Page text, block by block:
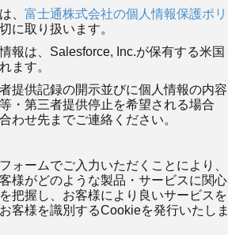
、富士通株式会社の個人情報保護ポリ
に取り扱います。
報は、Salesforce, Inc.が保有する米国
ます。
提供記録の開示並びに個人情報の内容
・第三者提供停止を希望される場合
わせ先までご連絡ください。
ォームでご入力いただくことにより、
様がどのような製品・サービスに関心
把握し、お客様により良いサービスを
客様を識別するCookieを発行いたしま